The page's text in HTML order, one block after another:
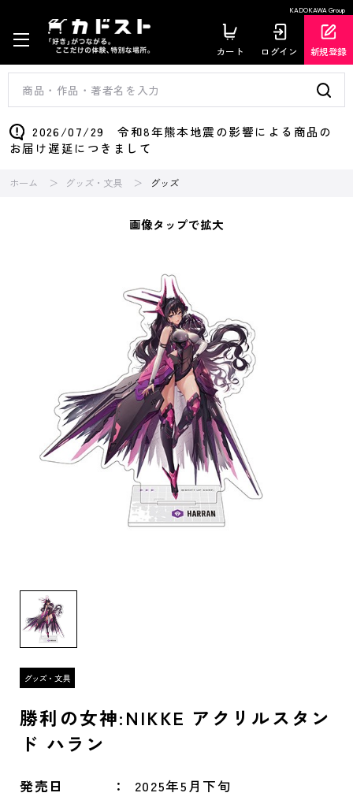
KADOKAWA Group
カート ログイン 新規登録
2026/07/29 令和8年熊本地震の影響による商品の
お届け遅延につきまして
ホーム グッズ・文具 グッズ
画像タップで拡大
勝利の女神:NIKKE アクリルスタン
ド ハラン
発売日 2025年5月下旬